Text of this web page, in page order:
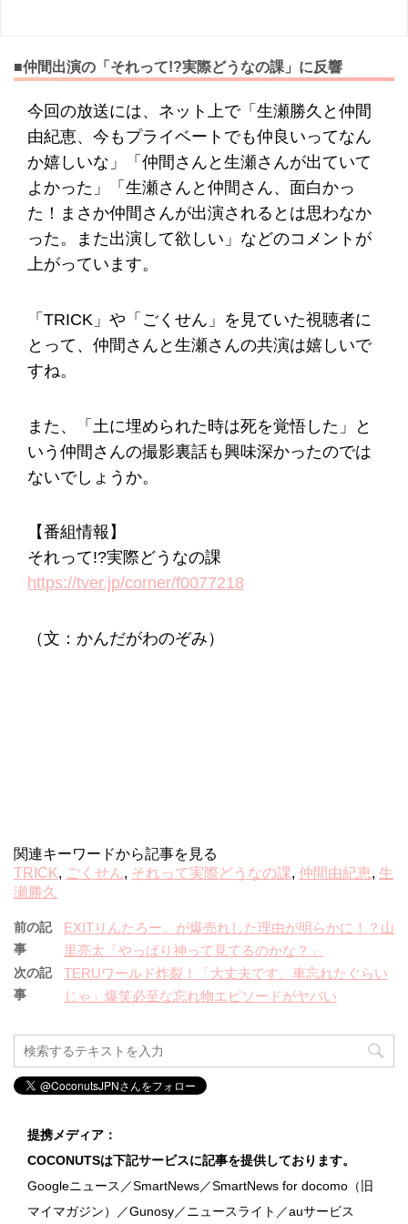
■仲間出演の「それって!?実際どうなの課」に反響
今回の放送には、ネット上で「生瀬勝久と仲間
由紀恵、今もプライベートでも仲良いってなん
か嬉しいな」「仲間さんと生瀬さんが出ていて
よかった」「生瀬さんと仲間さん、面白かっ
た！まさか仲間さんが出演されるとは思わなか
った。また出演して欲しい」などのコメントが
上がっています。
「TRICK」や「ごくせん」を見ていた視聴者に
とって、仲間さんと生瀬さんの共演は嬉しいで
すね。
また、「土に埋められた時は死を覚悟した」と
いう仲間さんの撮影裏話も興味深かったのでは
ないでしょうか。
【番組情報】
それって!?実際どうなの課
https://tver.jp/corner/f0077218
（文：かんだがわのぞみ）
関連キーワードから記事を見る
TRICK, ごくせん, それって実際どうなの課, 仲間由紀恵, 生
瀬勝久
前の記
事
EXITりんたろー。が爆売れした理由が明らかに！？山
里亮太「やっぱり神って見てるのかな？」
次の記
事
TERUワールド炸裂！「大丈夫です、車忘れたぐらい
じゃ」爆笑必至な忘れ物エピソードがヤバい
提携メディア：
COCONUTSは下記サービスに記事を提供しております。
Googleニュース／SmartNews／SmartNews for docomo（旧
マイマガジン）／Gunosy／ニュースライト／auサービス